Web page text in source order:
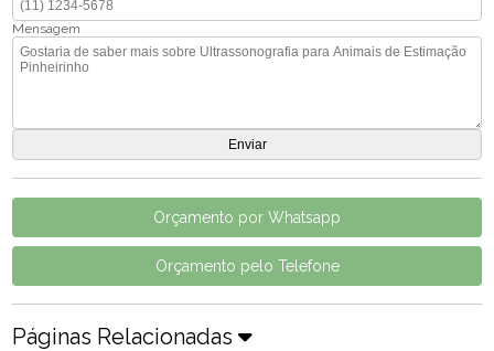
Mensagem
Orçamento por Whatsapp
Orçamento pelo Telefone
Páginas Relacionadas